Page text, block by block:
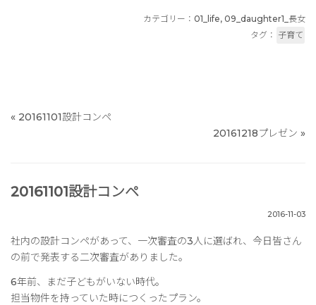
カテゴリー： 01_life, 09_daughter1_長女
タグ： 子育て
« 20161101設計コンペ
20161218プレゼン »
20161101設計コンペ
2016-11-03
社内の設計コンペがあって、一次審査の3人に選ばれ、今日皆さん
の前で発表する二次審査がありました。
6年前、まだ子どもがいない時代。
担当物件を持っていた時につくったプラン。